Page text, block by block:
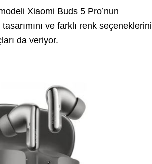
Xiaomi Buds 5 Pro’nun
tasarımını ve farklı renk seçeneklerini
da veriyor.